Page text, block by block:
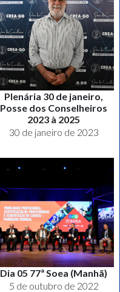
Plenária 30 de janeiro,
Posse dos Conselheiros
2023 à 2025
30 de janeiro de 2023
Dia 05 77ª Soea (Manhã)
5 de outubro de 2022